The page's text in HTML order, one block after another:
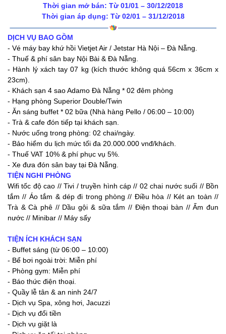
Thời gian mở bán: Từ 01/01 – 30/12/2018
Thời gian áp dụng: Từ 02/01 – 31/12/2018
DỊCH VỤ BAO GỒM
- Vé máy bay khứ hồi Vietjet Air / Jetstar Hà Nội – Đà Nẵng.
- Thuế & phí sân bay Nội Bài & Đà Nẵng.
- Hành lý xách tay 07 kg (kích thước không quá 56cm x 36cm x
23cm).
- Khách sạn 4 sao Adamo Đà Nẵng * 02 đêm phòng
- Hạng phòng Superior Double/Twin
- Ăn sáng buffet * 02 bữa (Nhà hàng Pello / 06:00 – 10:00)
- Trà & cafe đón tiếp tại khách sạn.
- Nước uống trong phòng: 02 chai/ngày.
- Bảo hiểm du lịch mức tối đa 20.000.000 vnđ/khách.
- Thuế VAT 10% & phí phục vụ 5%.
- Xe đưa đón sân bay tại Đà Nẵng.
TIỆN NGHI PHÒNG
Wifi tốc độ cao // Tivi / truyền hình cáp // 02 chai nước suối // Bồn
tắm // Áo tắm & dép đi trong phòng // Điều hòa // Két an toàn //
Trà & Cà phê // Dầu gội & sữa tắm // Điện thoại bàn // Ấm đun
nước // Minibar // Máy sấy
TIỆN ÍCH KHÁCH SẠN
- Buffet sáng (từ 06:00 – 10:00)
- Bể bơi ngoài trời: Miễn phí
- Phòng gym: Miễn phí
- Báo thức điện thoại.
- Quầy lễ tân & an ninh 24/7
- Dịch vụ Spa, xông hơi, Jacuzzi
- Dịch vụ đổi tiền
- Dịch vụ giặt là